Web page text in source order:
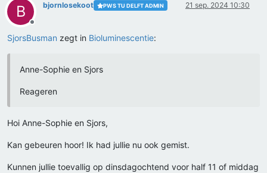
B
Offline
bjornlosekoot PWS TU DELFT ADMIN 21 sep. 2024 10:30
SjorsBusman zegt in Bioluminescentie:
Anne-Sophie en Sjors
Reageren
Hoi Anne-Sophie en Sjors,
Kan gebeuren hoor! Ik had jullie nu ook gemist.
Kunnen jullie toevallig op dinsdagochtend voor half 11 of middag